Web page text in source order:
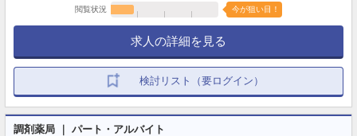
閲覧状況 今が狙い目！
求人の詳細を見る
検討リスト（要ログイン）
調剤薬局 ｜ パート・アルバイト